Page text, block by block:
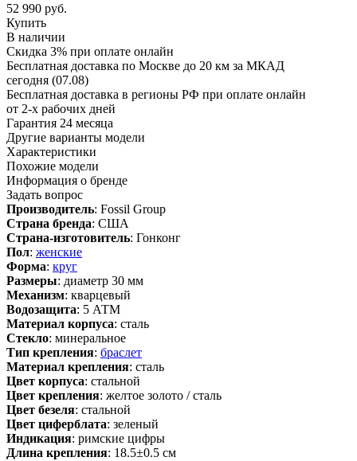
52 990 руб.
Купить
В наличии
Скидка 3% при оплате онлайн
Бесплатная доставка по Москве до 20 км за МКАД
сегодня (07.08)
Бесплатная доставка в регионы РФ при оплате онлайн
от 2-х рабочих дней
Гарантия 24 месяца
Другие варианты модели
Характеристики
Похожие модели
Информация о бренде
Задать вопрос
Производитель: Fossil Group
Страна бренда: США
Страна-изготовитель: Гонконг
Пол: женские
Форма: круг
Размеры: диаметр 30 мм
Механизм: кварцевый
Водозащита: 5 АТМ
Материал корпуса: сталь
Стекло: минеральное
Тип крепления: браслет
Материал крепления: сталь
Цвет корпуса: стальной
Цвет крепления: желтое золото / сталь
Цвет безеля: стальной
Цвет циферблата: зеленый
Индикация: римские цифры
Длина крепления: 18.5±0.5 см